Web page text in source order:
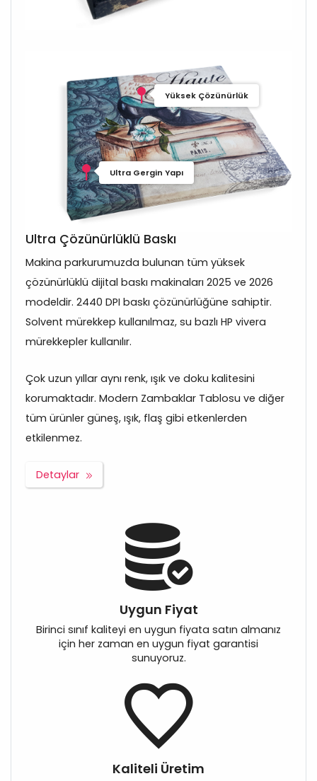
Yüksek Çözünürlük
Ultra Gergin Yapı
Ultra Çözünürlüklü Baskı
Makina parkurumuzda bulunan tüm yüksek
çözünürlüklü dijital baskı makinaları 2025 ve 2026
modeldir. 2440 DPI baskı çözünürlüğüne sahiptir.
Solvent mürekkep kullanılmaz, su bazlı HP vivera
mürekkepler kullanılır.
Çok uzun yıllar aynı renk, ışık ve doku kalitesini
korumaktadır. Modern Zambaklar Tablosu ve diğer
tüm ürünler güneş, ışık, flaş gibi etkenlerden
etkilenmez.
Detaylar
Uygun Fiyat
Birinci sınıf kaliteyi en uygun fiyata satın almanız
için her zaman en uygun fiyat garantisi
sunuyoruz.
Kaliteli Üretim